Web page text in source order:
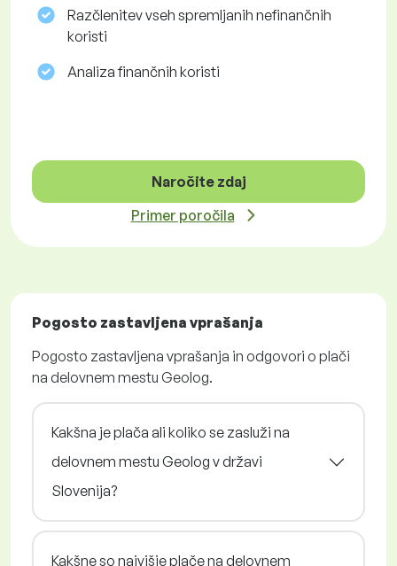
Razčlenitev vseh spremljanih nefinančnih
koristi
Analiza finančnih koristi
Naročite zdaj
Primer poročila
Pogosto zastavljena vprašanja
Pogosto zastavljena vprašanja in odgovori o plači
na delovnem mestu Geolog.
Kakšna je plača ali koliko se zasluži na
delovnem mestu Geolog v državi
Slovenija?
Kakšne so najvišje plače na delovnem